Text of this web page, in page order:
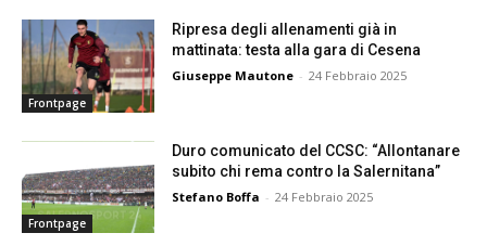
Frontpage
Ripresa degli allenamenti già in
mattinata: testa alla gara di Cesena
Giuseppe Mautone - 24 Febbraio 2025
Frontpage
Duro comunicato del CCSC: “Allontanare
subito chi rema contro la Salernitana”
Stefano Boffa - 24 Febbraio 2025